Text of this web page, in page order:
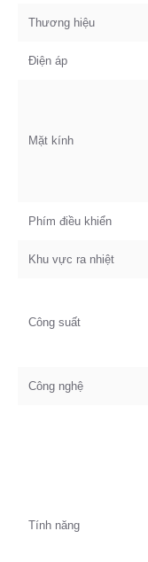
Thương hiệu
Điện áp
Mặt kính
Phím điều khiển
Khu vực ra nhiệt
Công suất
Công nghệ
Tính năng